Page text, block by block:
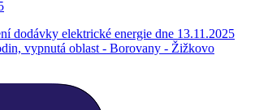
dodávky elektrické energie dne 13.11.2025
vypnutá oblast - Borovany - Žižkovo